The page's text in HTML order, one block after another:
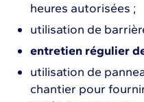
heures autorisées ;
utilisation de
entretien régulier
utilisation de
chantier pour